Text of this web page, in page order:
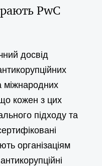
PwC
досвід
міжнародних
кожен з цих
підходу та
організаціям